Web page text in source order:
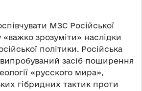
МЗС Російської
зрозуміти» наслідки
політики. Російська
засіб поширення
«русского мира»,
гібридних тактик проти